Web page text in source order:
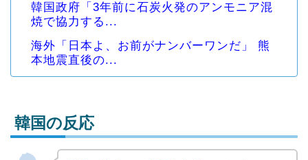
韓国政府「3年前に石炭火発のアンモニア混
焼で協力する...
海外「日本よ、お前がナンバーワンだ」 熊
本地震直後の...
韓国の反応